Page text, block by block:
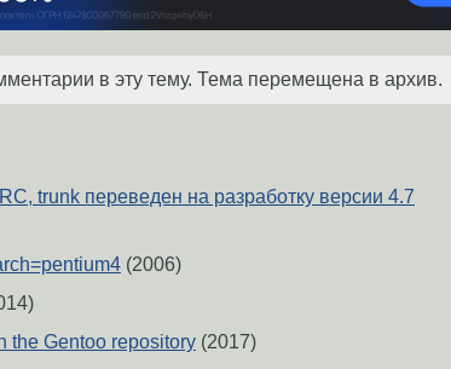
в эту тему. Тема перемещена в архив.
trunk переведен на разработку версии 4.7
(2006)
the Gentoo repository (2017)